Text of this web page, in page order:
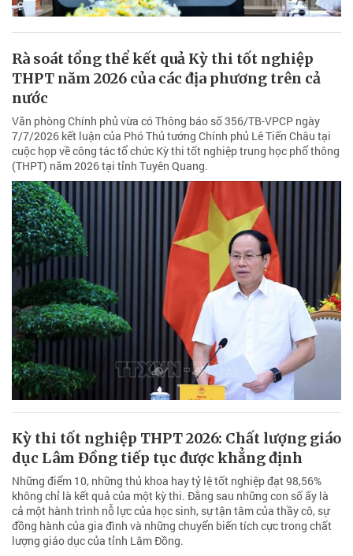
Rà soát tổng thể kết quả Kỳ thi tốt nghiệp
THPT năm 2026 của các địa phương trên cả
nước
Văn phòng Chính phủ vừa có Thông báo số 356/TB-VPCP ngày
7/7/2026 kết luận của Phó Thủ tướng Chính phủ Lê Tiến Châu tại
cuộc họp về công tác tổ chức Kỳ thi tốt nghiệp trung học phổ thông
(THPT) năm 2026 tại tỉnh Tuyên Quang.
Kỳ thi tốt nghiệp THPT 2026: Chất lượng giáo
dục Lâm Đồng tiếp tục được khẳng định
Những điểm 10, những thủ khoa hay tỷ lệ tốt nghiệp đạt 98,56%
không chỉ là kết quả của một kỳ thi. Đằng sau những con số ấy là
cả một hành trình nỗ lực của học sinh, sự tận tâm của thầy cô, sự
đồng hành của gia đình và những chuyển biến tích cực trong chất
lượng giáo dục của tỉnh Lâm Đồng.